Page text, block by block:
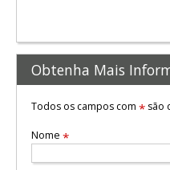
Obtenha Mais
Todos os campos com *são
Nome *